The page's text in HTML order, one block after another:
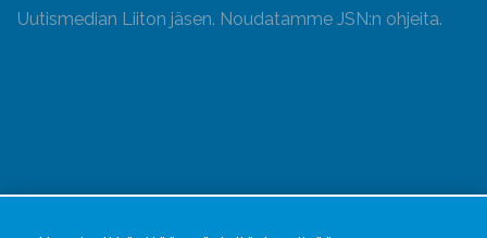
Uutismedian Liiton jäsen. Noudatamme JSN:n ohjeita.